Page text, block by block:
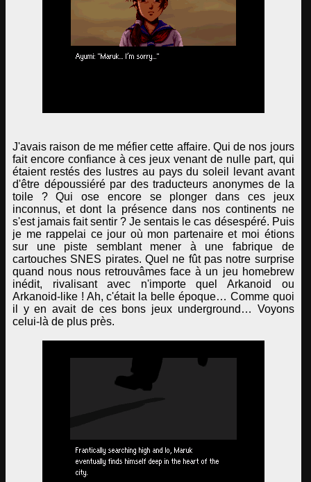
J'avais raison de me méfier cette affaire. Qui de nos jours
fait encore confiance à ces jeux venant de nulle part, qui
étaient restés des lustres au pays du soleil levant avant
d'être dépoussiéré par des traducteurs anonymes de la
toile ? Qui ose encore se plonger dans ces jeux
inconnus, et dont la présence dans nos continents ne
s'est jamais fait sentir ? Je sentais le cas désespéré. Puis
je me rappelai ce jour où mon partenaire et moi étions
sur une piste semblant mener à une fabrique de
cartouches SNES pirates. Quel ne fût pas notre surprise
quand nous nous retrouvâmes face à un jeu homebrew
inédit, rivalisant avec n'importe quel Arkanoid ou
Arkanoid-like ! Ah, c'était la belle époque… Comme quoi
il y en avait de ces bons jeux underground… Voyons
celui-là de plus près.